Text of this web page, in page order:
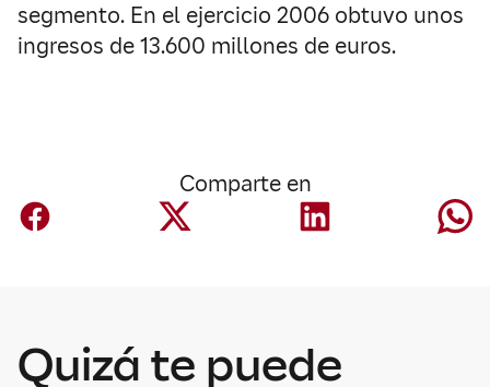
segmento. En el ejercicio 2006 obtuvo unos
ingresos de 13.600 millones de euros.
Comparte en
Quizá te puede
un acuerdo para